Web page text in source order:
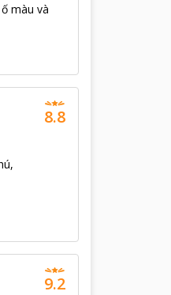
màu và
8.8
9.2